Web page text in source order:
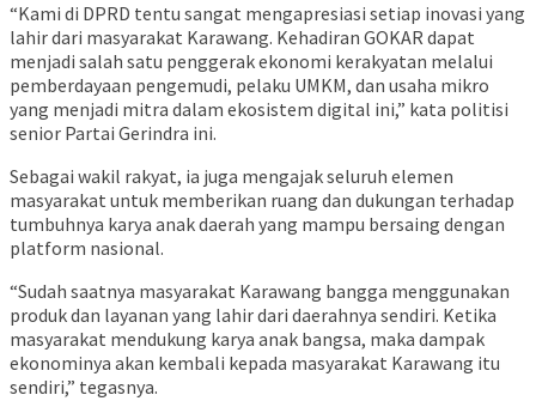
“Kami di DPRD tentu sangat mengapresiasi setiap inovasi yang
lahir dari masyarakat Karawang. Kehadiran GOKAR dapat
menjadi salah satu penggerak ekonomi kerakyatan melalui
pemberdayaan pengemudi, pelaku UMKM, dan usaha mikro
yang menjadi mitra dalam ekosistem digital ini,” kata politisi
senior Partai Gerindra ini.
Sebagai wakil rakyat, ia juga mengajak seluruh elemen
masyarakat untuk memberikan ruang dan dukungan terhadap
tumbuhnya karya anak daerah yang mampu bersaing dengan
platform nasional.
“Sudah saatnya masyarakat Karawang bangga menggunakan
produk dan layanan yang lahir dari daerahnya sendiri. Ketika
masyarakat mendukung karya anak bangsa, maka dampak
ekonominya akan kembali kepada masyarakat Karawang itu
sendiri,” tegasnya.